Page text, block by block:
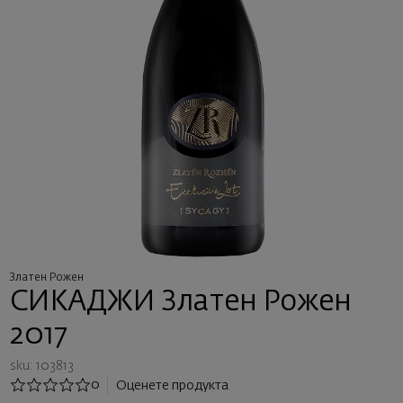
Златен Рожен
СИКАДЖИ Златен Рожен
2017
sku: 103813
0
Оценете продукта